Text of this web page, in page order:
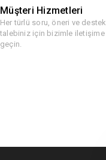
Müşteri Hizmetleri
Her türlü soru, öneri ve destek
talebiniz için bizimle iletişime
geçin.